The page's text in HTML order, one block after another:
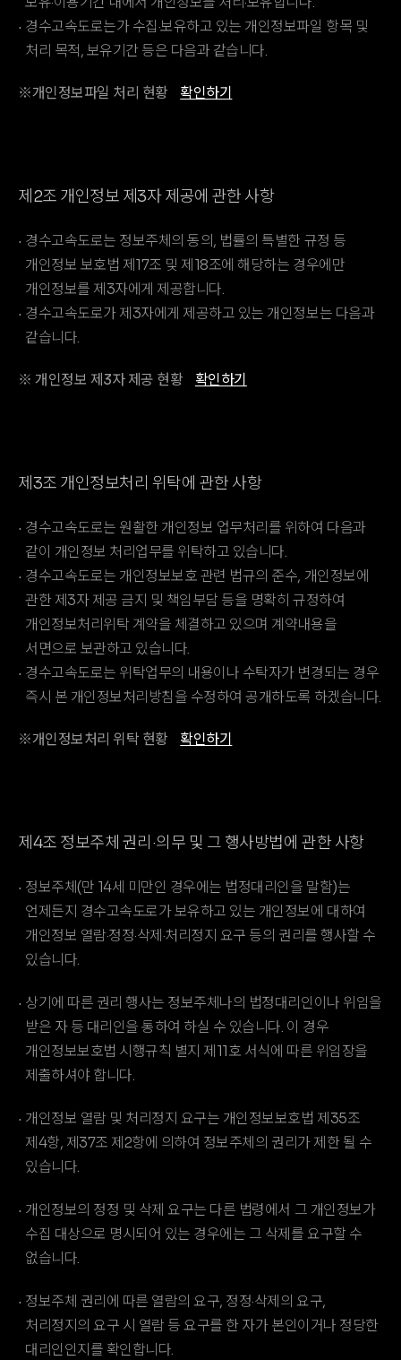
경수고속도로는가 수집·보유하고 있는 개인정보파일 항목 및
처리 목적, 보유기간 등은 다음과 같습니다.
※개인정보파일 처리 현황 확인하기
제2조 개인정보 제3자 제공에 관한 사항
경수고속도로는 정보주체의 동의, 법률의 특별한 규정 등
개인정보 보호법 제17조 및 제18조에 해당하는 경우에만
개인정보를 제3자에게 제공합니다.
경수고속도로가 제3자에게 제공하고 있는 개인정보는 다음과
같습니다.
※ 개인정보 제3자 제공 현황 확인하기
제3조 개인정보처리 위탁에 관한 사항
경수고속도로는 원활한 개인정보 업무처리를 위하여 다음과
같이 개인정보 처리업무를 위탁하고 있습니다.
경수고속도로는 개인정보보호 관련 법규의 준수, 개인정보에
관한 제3자 제공 금지 및 책임부담 등을 명확히 규정하여
개인정보처리위탁 계약을 체결하고 있으며 계약내용을
서면으로 보관하고 있습니다.
경수고속도로는 위탁업무의 내용이나 수탁자가 변경되는 경우
즉시 본 개인정보처리방침을 수정하여 공개하도록 하겠습니다.
※개인정보처리 위탁 현황 확인하기
제4조 정보주체 권리·의무 및 그 행사방법에 관한 사항
정보주체(만 14세 미만인 경우에는 법정대리인을 말함)는
언제든지 경수고속도로가 보유하고 있는 개인정보에 대하여
개인정보 열람·정정·삭제·처리정지 요구 등의 권리를 행사할 수
있습니다.
상기에 따른 권리 행사는 정보주체나의 법정대리인이나 위임을
받은 자 등 대리인을 통하여 하실 수 있습니다. 이 경우
개인정보보호법 시행규칙 별지 제11호 서식에 따른 위임장을
제출하셔야 합니다.
개인정보 열람 및 처리정지 요구는 개인정보보호법 제35조
제4항, 제37조 제2항에 의하여 정보주체의 권리가 제한 될 수
있습니다.
개인정보의 정정 및 삭제 요구는 다른 법령에서 그 개인정보가
수집 대상으로 명시되어 있는 경우에는 그 삭제를 요구할 수
없습니다.
정보주체 권리에 따른 열람의 요구, 정정·삭제의 요구,
처리정지의 요구 시 열람 등 요구를 한 자가 본인이거나 정당한
대리인인지를 확인합니다.